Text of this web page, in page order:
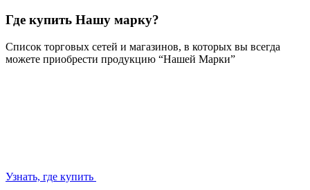
Где купить Нашу марку?
Список торговых сетей и магазинов, в которых вы всегда
можете приобрести продукцию “Нашей Марки”
Узнать, где купить